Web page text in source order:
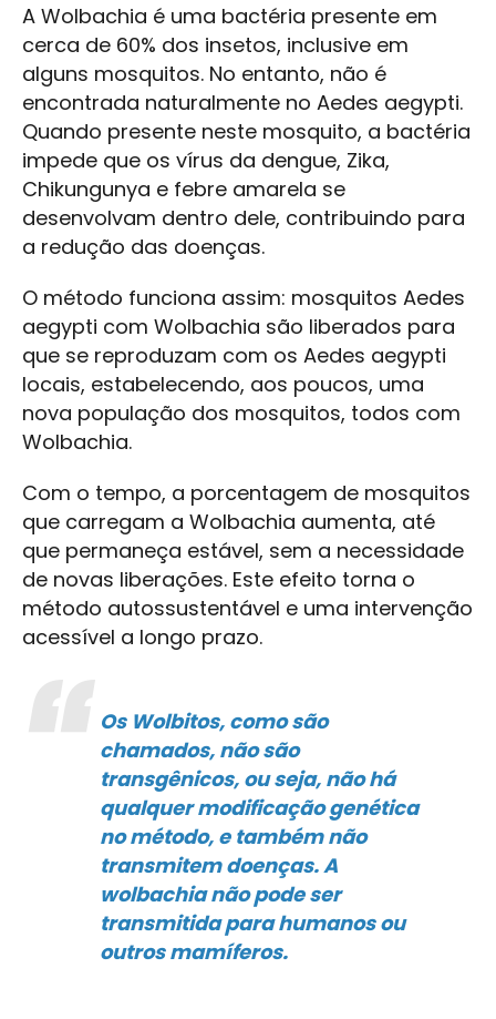
A Wolbachia é uma bactéria presente em
cerca de 60% dos insetos, inclusive em
alguns mosquitos. No entanto, não é
encontrada naturalmente no Aedes aegypti.
Quando presente neste mosquito, a bactéria
impede que os vírus da dengue, Zika,
Chikungunya e febre amarela se
desenvolvam dentro dele, contribuindo para
a redução das doenças.
O método funciona assim: mosquitos Aedes
aegypti com Wolbachia são liberados para
que se reproduzam com os Aedes aegypti
locais, estabelecendo, aos poucos, uma
nova população dos mosquitos, todos com
Wolbachia.
Com o tempo, a porcentagem de mosquitos
que carregam a Wolbachia aumenta, até
que permaneça estável, sem a necessidade
de novas liberações. Este efeito torna o
método autossustentável e uma intervenção
acessível a longo prazo.
Os Wolbitos, como são
chamados, não são
transgênicos, ou seja, não há
qualquer modificação genética
no método, e também não
transmitem doenças. A
wolbachia não pode ser
transmitida para humanos ou
outros mamíferos.